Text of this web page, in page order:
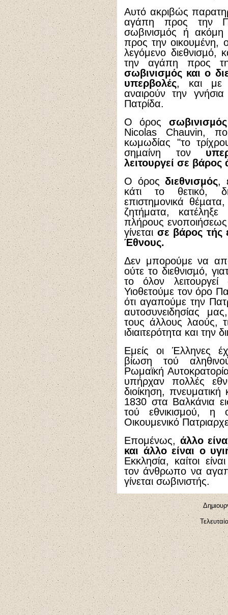
Αυτό ακριβώς
αγάπη προς την
σωβινισµός ή ακόμη
προς την οικουμένη,
λεγόμενο διεθνισµό,
την αγάπη προς
σωβινισµός και ο
υπερβολές, και με
αναιρούν την
Πατρίδα.
Ο όρος σωβινισµός
Nicolas Chauvin,
κωμωδίας "το
σηµαίνη τον
λειτουργεί σε
Ο όροςδιεθνισµός,
κάτι το θετικό,
επιστημονικά
ζητήματα,
πλήρους
γίνεται σε βάρος τής
Έθνους.
Δεν μπορούμε να
ούτε το διεθνισµό,
το όλον λειτουργεί
Υιοθετούμε τον όρο
ότι αγαπούμε την
αυτοσυνειδησίας
τους άλλους λαούς,
ιδιαιτερότητα και
Εμείς οι Έλληνες
βίωση τού
Ρωμαϊκή
υπήρχαν πολλές
διοίκηση,
1830 στα Βαλκάνια
τού εθνικισμού, η
Οικουμενικό
Επομένως, άλλο
και άλλο είναι ο
Εκκλησία, καίτοι
τον άνθρωπο να
γίνεται σωβινιστής.